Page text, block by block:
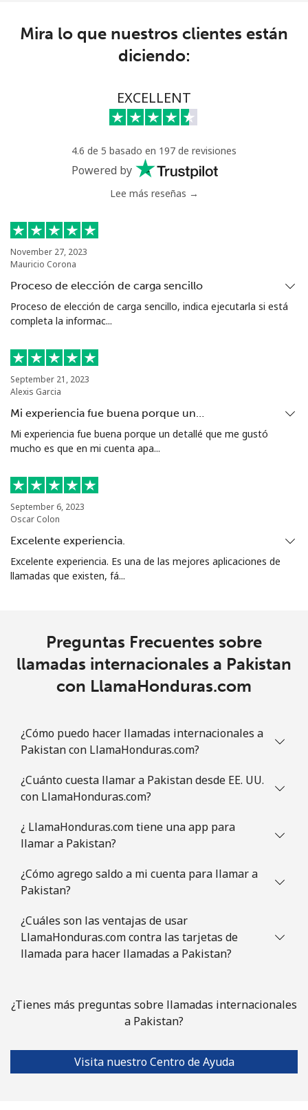
Celular ⁦1.5c⁩ 665 min por ⁦$10⁩ -
33 min por ⁦$10⁩
⁦18.9c⁩ 52 min por ⁦$10⁩
Celular ⁦2.5c⁩
Portugal
Línea fija ⁦1.6c⁩
Celular ⁦4.9c⁩
Puerto Rico
All
country
⁦1.5c⁩ 665 min por ⁦$10⁩
Mira lo que nuestros clientes están
diciendo:
EXCELLENT
4.6 de 5 basado en 197 de revisiones
Powered by
Lee más reseñas →
November 27, 2023
Mauricio Corona
Proceso de elección de carga sencillo
Proceso de elección de carga sencillo, indica ejecutarla si está
completa la informac...
September 21, 2023
Alexis Garcia
Mi experiencia fue buena porque un…
Mi experiencia fue buena porque un detallé que me gustó
mucho es que en mi cuenta apa...
September 6, 2023
Oscar Colon
Excelente experiencia.
Excelente experiencia. Es una de las mejores aplicaciones de
llamadas que existen, fá...
Preguntas Frecuentes sobre
llamadas internacionales a Pakistan
con LlamaHonduras.com
¿Cómo puedo hacer llamadas internacionales a
Pakistan con LlamaHonduras.com?
¿Cuánto cuesta llamar a Pakistan desde EE. UU.
con LlamaHonduras.com?
¿ LlamaHonduras.com tiene una app para
llamar a Pakistan?
¿Cómo agrego saldo a mi cuenta para llamar a
Pakistan?
¿Cuáles son las ventajas de usar
LlamaHonduras.com contra las tarjetas de
llamada para hacer llamadas a Pakistan?
¿Tienes más preguntas sobre llamadas internacionales
a Pakistan?
Visita nuestro Centro de Ayuda